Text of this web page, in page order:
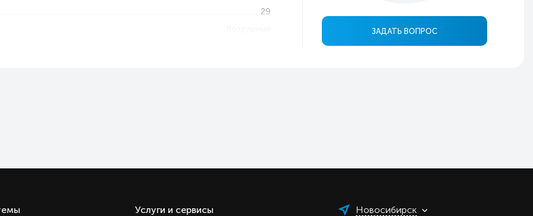
ЗАДАТЬ ВОПРОС
29
Есть
Услуги и сервисы Новосибирск